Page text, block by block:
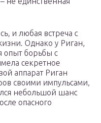
и любая встреча с
Однако у Риган,
опыт борьбы с
секретное
аппарат Риган
своими импульсами,
небольшой шанс
опасного